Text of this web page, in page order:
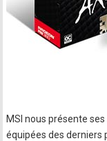
MSI nous présente
équipées des derniers